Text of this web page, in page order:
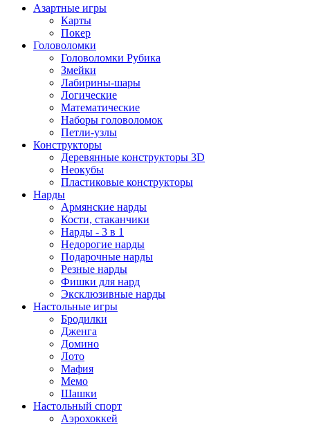
Азартные игры
Карты
Покер
Головоломки
Головоломки Рубика
Змейки
Лабирины-шары
Логические
Математические
Наборы головоломок
Петли-узлы
Конструкторы
Деревянные конструкторы 3D
Неокубы
Пластиковые конструкторы
Нарды
Армянские нарды
Кости, стаканчики
Нарды - 3 в 1
Недорогие нарды
Подарочные нарды
Резные нарды
Фишки для нард
Эксклюзивные нарды
Настольные игры
Бродилки
Дженга
Домино
Лото
Мафия
Мемо
Шашки
Настольный спорт
Аэрохоккей